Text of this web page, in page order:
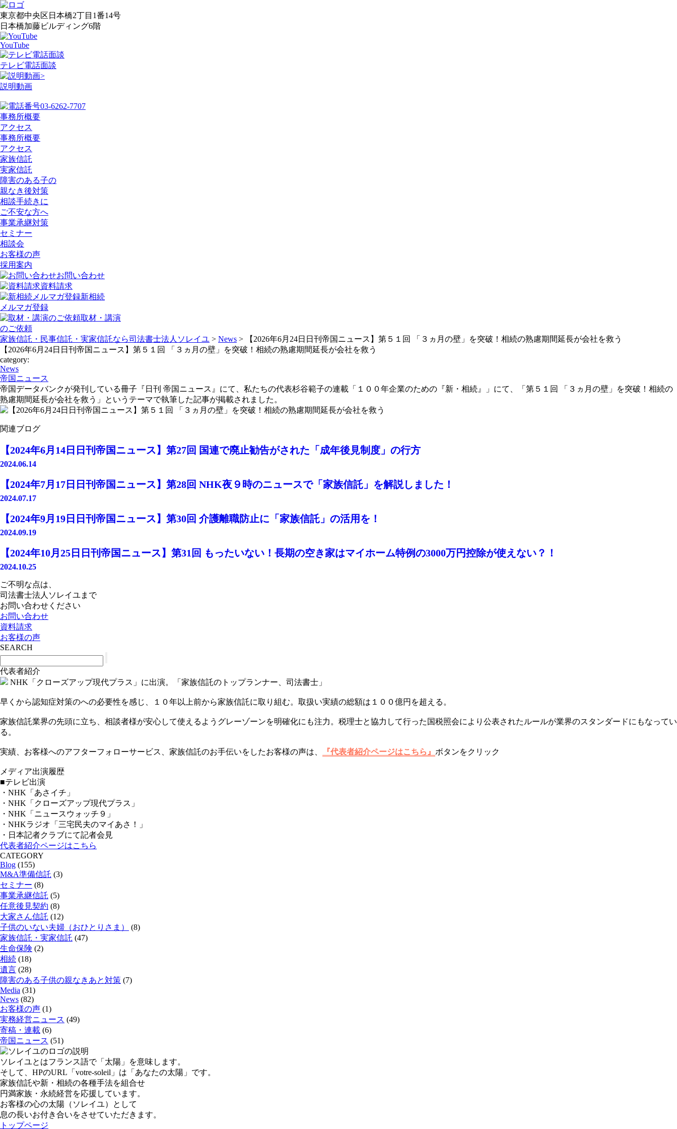
東京都中央区日本橋2丁目1番14号
日本橋加藤ビルディング6階
YouTube
テレビ電話面談
>
説明動画
03-6262-7707
事務所概要
アクセス
事務所概要
アクセス
家族信託
実家信託
障害のある子の
親なき後対策
相談手続きに
ご不安な方へ
事業承継対策
セミナー
相談会
お客様の声
採用案内
お問い合わせ
資料請求
新相続
メルマガ登録
取材・講演
のご依頼
家族信託・民事信託・実家信託なら司法書士法人ソレイユ > News >
【2026年6月24日日刊帝国ニュース】第５１回 「３ヵ月の壁」を突破！相続の熟慮期間延長が会社を救う
【2026年6月24日日刊帝国ニュース】第５１回 「３ヵ月の壁」を突破！相続の熟慮期間延長が会社を救う
category:
News
帝国ニュース
帝国データバンクが発刊している冊子『日刊 帝国ニュース』にて、私たちの代表杉谷範子の連載「１００年企業のための『新・相続』」にて、「第５１回 「３ヵ月の壁」を突破！相続の
熟慮期間延長が会社を救う」というテーマで執筆した記事が掲載されました。
関連ブログ
【2024年6月14日日刊帝国ニュース】第27回 国連で廃止勧告がされた「成年後見制度」の行方
2024.06.14
【2024年7月17日日刊帝国ニュース】第28回 NHK夜９時のニュースで「家族信託」を解説しました！
2024.07.17
【2024年9月19日日刊帝国ニュース】第30回 介護離職防止に「家族信託」の活用を！
2024.09.19
【2024年10月25日日刊帝国ニュース】第31回 もったいない！長期の空き家はマイホーム特例の3000万円控除が使えない？！
2024.10.25
ご不明な点は、
司法書士法人ソレイユまで
お問い合わせください
お問い合わせ
資料請求
お客様の声
SEARCH
代表者紹介
NHK「クローズアップ現代プラス」に出演。「家族信託のトップランナー、司法書士」
早くから認知症対策のへの必要性を感じ、１０年以上前から家族信託に取り組む。取扱い実績の総額は１００億円を超える。
家族信託業界の先頭に立ち、相談者様が安心して使えるようグレーゾーンを明確化にも注力。税理士と協力して行った国税照会により公表されたルールが業界のスタンダードにもなってい
る。
実績、お客様へのアフターフォローサービス、家族信託のお手伝いをしたお客様の声は、 『代表者紹介ページはこちら』 ボタンをクリック
メディア出演履歴
■テレビ出演
・NHK「あさイチ」
・NHK「クローズアップ現代プラス」
・NHK「ニュースウォッチ９」
・NHKラジオ「三宅民夫のマイあさ！」
・日本記者クラブにて記者会見
代表者紹介ページはこちら
CATEGORY
Blog (155)
M&A準備信託 (3)
セミナー (8)
事業承継信託 (5)
任意後見契約 (8)
大家さん信託 (12)
子供のいない夫婦（おひとりさま）
(8)
家族信託・実家信託 (47)
生命保険 (2)
相続 (18)
遺言 (28)
障害のある子供の親なきあと対策 (7)
Media (31)
News (82)
お客様の声 (1)
実務経営ニュース (49)
寄稿・連載 (6)
帝国ニュース (51)
ソレイユとはフランス語で「太陽」を意味します。
そして、HPのURL「votre-soleil」は「あなたの太陽」です。
家族信託や新・相続の各種手法を組合せ
円満家族・永続経営を応援しています。
お客様の心の太陽（ソレイユ）として
息の長いお付き合いをさせていただきます。
トップページ